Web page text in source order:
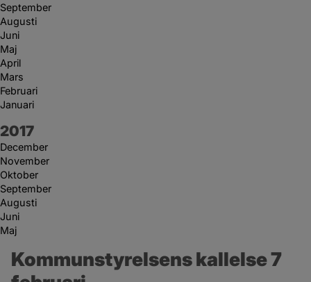
September
Augusti
Juni
Maj
April
Mars
Februari
Januari
År:
2017
December
November
Oktober
September
Augusti
Juni
Maj
Kommunstyrelsens kallelse 7